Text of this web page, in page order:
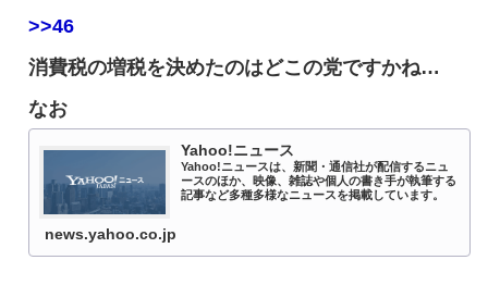
>>46
消費税の増税を決めたのはどこの党ですかね…
なお
Yahoo!ニュース
Yahoo!ニュースは、新聞・通信社が配信するニュ
ースのほか、映像、雑誌や個人の書き手が執筆する
記事など多種多様なニュースを掲載しています。
news.yahoo.co.jp